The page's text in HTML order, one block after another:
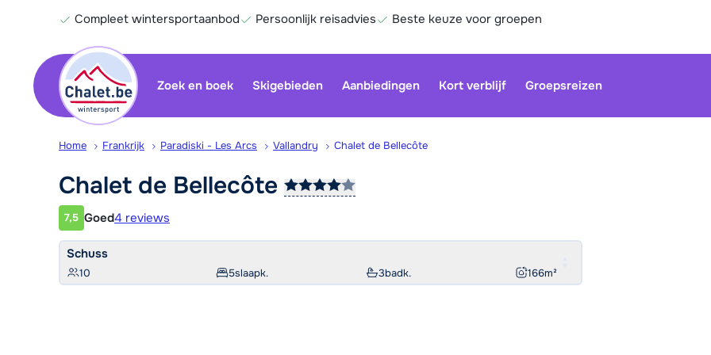
Compleet wintersportaanbod Persoonlijk reisadvies Beste keuze voor groepen
Zoek en boek Skigebieden Aanbiedingen Kort verblijf Groepsreizen
Home Frankrijk Paradiski - Les Arcs Vallandry Chalet de Bellecôte
Chalet de Bellecôte
Klantwaardering
7,5 Goed4 reviews
Schuss
10 5slaapk. 3badk. 166m²